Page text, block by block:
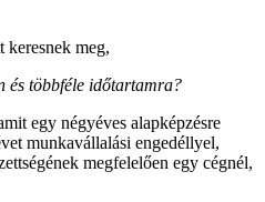
keresnek meg,
és többféle időtartamra?
egy négyéves alapképzésre
munkavállalási engedéllyel,
megfelelően egy cégnél,